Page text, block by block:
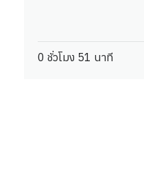
0 ชั่วโมง 51 นาที